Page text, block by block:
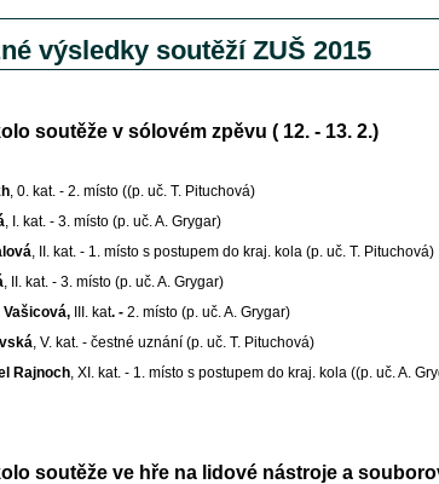
výsledky soutěží ZUŠ 2015
soutěže v sólovém zpěvu ( 12. - 13. 2.)
, 0. kat. - 2. místo ((p. uč. T. Pituchová)
, I. kat. - 3. místo (p. uč. A. Grygar)
, II. kat. - 1. místo s postupem do kraj. kola (p. uč. T. Pituchová)
, II. kat. - 3. místo (p. uč. A. Grygar)
III. kat. - 2. místo (p. uč. A. Grygar)
, V. kat. - čestné uznání (p. uč. T. Pituchová)
Rajnoch , XI. kat. - 1. místo s postupem do kraj. kola ((p. uč. A.
soutěže ve hře na lidové nástroje a